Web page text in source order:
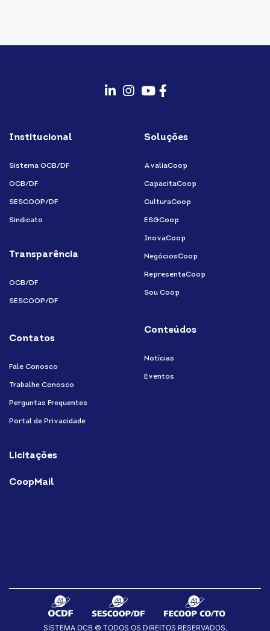
instagram
youtubefacebook-
f
Institucional
Sistema OCB/DF
OCB/DF
SESCOOP/DF
Sindicato
Transparência
OCB/DF
SESCOOP/DF
Contatos
Fale Conosco
Trabalhe Conosco
Perguntas Frequentes
Portal de Privacidade
Licitações
CoopMail
Soluções
AvaliaCoop
CapacitaCoop
CulturaCoop
ESGCoop
InovaCoop
NegóciosCoop
RepresentaCoop
Sou Coop
Conteúdos
Notícias
Eventos
SISTEMA OCB © TODOS OS DIREITOS RESERVADOS.